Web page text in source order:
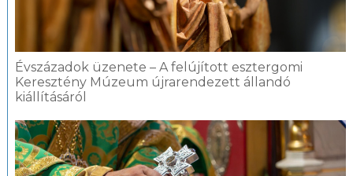
Évszázadok üzenete – A felújított esztergomi
Keresztény Múzeum újrarendezett állandó
kiállításáról